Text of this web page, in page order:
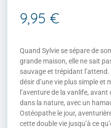
9,95 €
Quand Sylvie se sépare de
grande maison, elle ne sait
sauvage et trépidant
désir d’une vie plus simple et
l’aventure de la vanlife,
dans la nature, avec un
Ostéopathe le jour,
cette double vie jusqu’à ce